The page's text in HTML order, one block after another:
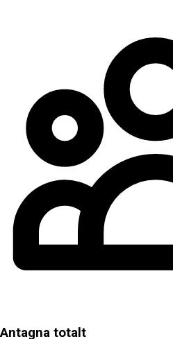
Antagna totalt